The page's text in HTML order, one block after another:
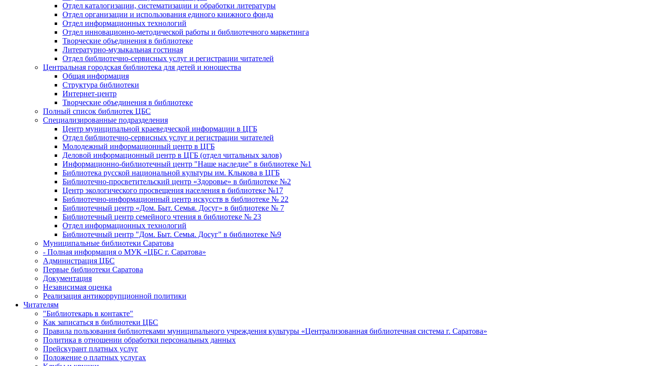
Отдел каталогизации, систематизации и обработки литературы
Отдел организации и использования единого книжного фонда
Отдел информационных технологий
Отдел инновационно-методической работы и библиотечного маркетинга
Творческие объединения в библиотеке
Литературно-музыкальная гостиная
Отдел библиотечно-сервисных услуг и регистрации читателей
Центральная городская библиотека для детей и юношества
Общая информация
Структура библиотеки
Интернет-центр
Творческие объединения в библиотеке
Полный список библиотек ЦБС
Специализированные подразделения
Центр муниципальной краеведческой информации в ЦГБ
Отдел библиотечно-сервисных услуг и регистрации читателей
Молодежный информационный центр в ЦГБ
Деловой информационный центр в ЦГБ (отдел читальных залов)
Информационно-библиотечный центр "Наше наследие" в библиотеке №1
Библиотека русской национальной культуры им. Клыкова в ЦГБ
Библиотечно-просветительский центр «Здоровье» в библиотеке №2
Центр экологического просвещения населения в библиотеке №17
Библиотечно-информационный центр искусств в библиотеке № 22
Библиотечный центр «Дом. Быт. Семья. Досуг» в библиотеке № 7
Библиотечный центр семейного чтения в библиотеке № 23
Отдел информационных технологий
Библиотечный центр "Дом. Быт. Семья. Досуг" в библиотеке №9
Муниципальные библиотеки Саратова
- Полная информация о МУК «ЦБС г. Саратова»
Администрация ЦБС
Первые библиотеки Саратова
Документация
Независимая оценка
Реализация антикоррупционной политики
Читателям
"Библиотекарь в контакте"
Как записаться в библиотеки ЦБС
Правила пользования библиотеками муниципального учреждения культуры «Централизованная библиотечная система г. Саратова»
Политика в отношении обработки персональных данных
Прейскурант платных услуг
Положение о платных услугах